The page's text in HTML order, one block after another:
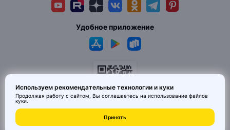
© 2026 MAI HE MAI. Маркетплейс дизайнерских товаров со всего
Китая по ценам заводов. Все права защищены.
Удобное приложение
Используем рекомендательные технологии и куки
Продолжая работу с сайтом, Вы соглашаетесь на использование файлов
куки.
Принять